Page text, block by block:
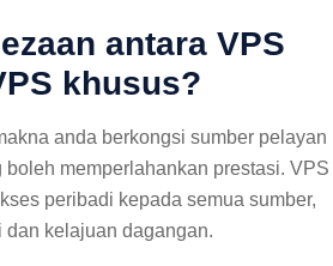
antara VPS
khusus?
anda berkongsi sumber pelayan
memperlahankan prestasi. VPS
peribadi kepada semua sumber,
dan kelajuan dagangan.